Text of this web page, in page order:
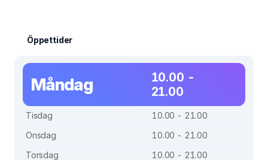
Öppettider
Måndag
10.00 -
21.00
Tisdag
10.00 - 21.00
Onsdag
10.00 - 21.00
Torsdag
10.00 - 21.00